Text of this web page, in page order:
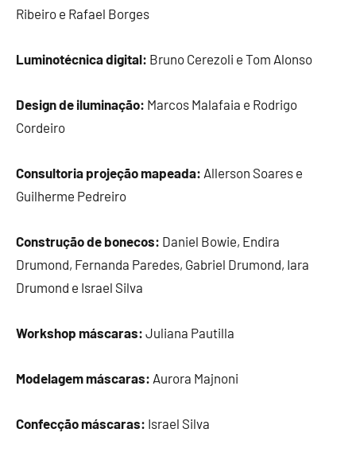
Ribeiro e Rafael Borges
Luminotécnica digital: Bruno Cerezoli e Tom Alonso
Design de iluminação: Marcos Malafaia e Rodrigo
Cordeiro
Consultoria projeção mapeada: Allerson Soares e
Guilherme Pedreiro
Construção de bonecos: Daniel Bowie, Endira
Drumond, Fernanda Paredes, Gabriel Drumond, Iara
Drumond e Israel Silva
Workshop máscaras: Juliana Pautilla
Modelagem máscaras: Aurora Majnoni
Confecção máscaras: Israel Silva